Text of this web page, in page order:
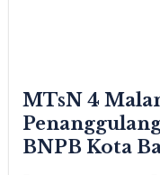
MTsN 4
BNPB Kota